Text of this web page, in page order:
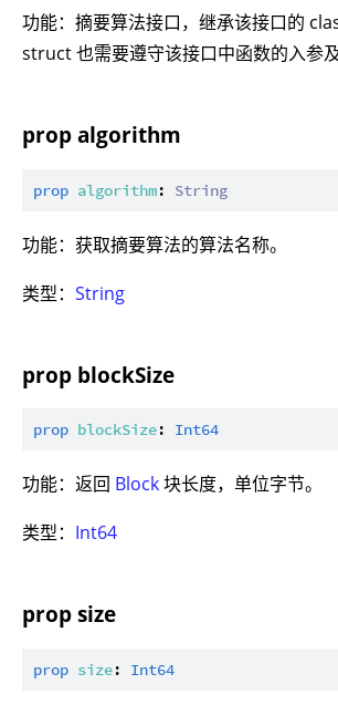
功能：摘要算法接口，继承该接口的
struct 也需要遵守该接口中函数的入参及
prop algorithm
prop algorithm: String
功能：获取摘要算法的算法名称。
类型： String
prop blockSize
prop blockSize: Int64
功能：返回 Block块长度，单位字节。
类型： Int64
prop size
prop size: Int64